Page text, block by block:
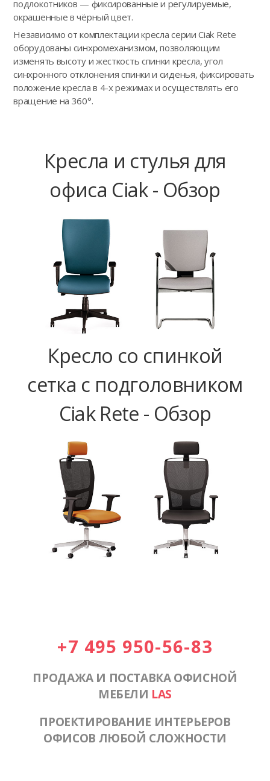
подлокотников — фиксированные и регулируемые,
окрашенные в чёрный цвет.
Независимо от комплектации кресла серии Ciak Rete
оборудованы синхромеханизмом, позволяющим
изменять высоту и жесткость спинки кресла, угол
синхронного отклонения спинки и сиденья, фиксировать
положение кресла в 4-х режимах и осуществлять его
вращение на 360°.
Кресла и стулья для
офиса Ciak - Обзор
Кресло со спинкой
сетка с подголовником
Ciak Rete - Обзор
+7 495 950-56-83
ПРОДАЖА И ПОСТАВКА ОФИСНОЙ
МЕБЕЛИ LAS
ПРОЕКТИРОВАНИЕ ИНТЕРЬЕРОВ
ОФИСОВ ЛЮБОЙ СЛОЖНОСТИ